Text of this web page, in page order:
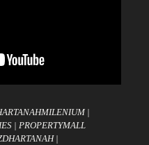
|
| PROPERTYMALL
|